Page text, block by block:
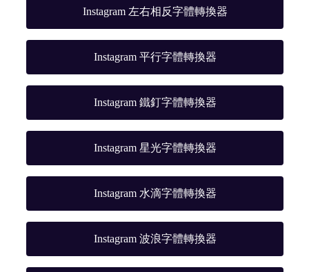
Instagram 左右相反字體轉換器
Instagram 平行字體轉換器
Instagram 鐵釘字體轉換器
Instagram 星光字體轉換器
Instagram 水滴字體轉換器
Instagram 波浪字體轉換器